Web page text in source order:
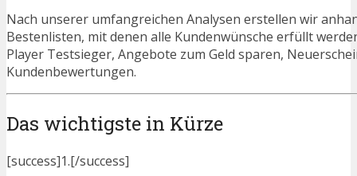
Nach unserer umfangreichen Analysen erstellen wir
Bestenlisten, mit denen alle Kundenwünsche erfüllt
Player Testsieger, Angebote zum Geld sparen,
Kundenbewertungen.
Das wichtigste in Kürze
[success]1.[/success]